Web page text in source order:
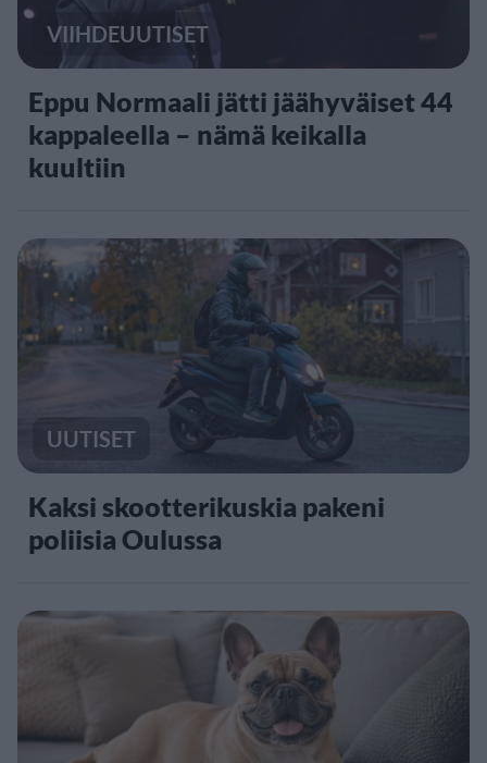
VIIHDEUUTISET
Eppu Normaali jätti jäähyväiset 44
kappaleella – nämä keikalla
kuultiin
UUTISET
Kaksi skootterikuskia pakeni
poliisia Oulussa